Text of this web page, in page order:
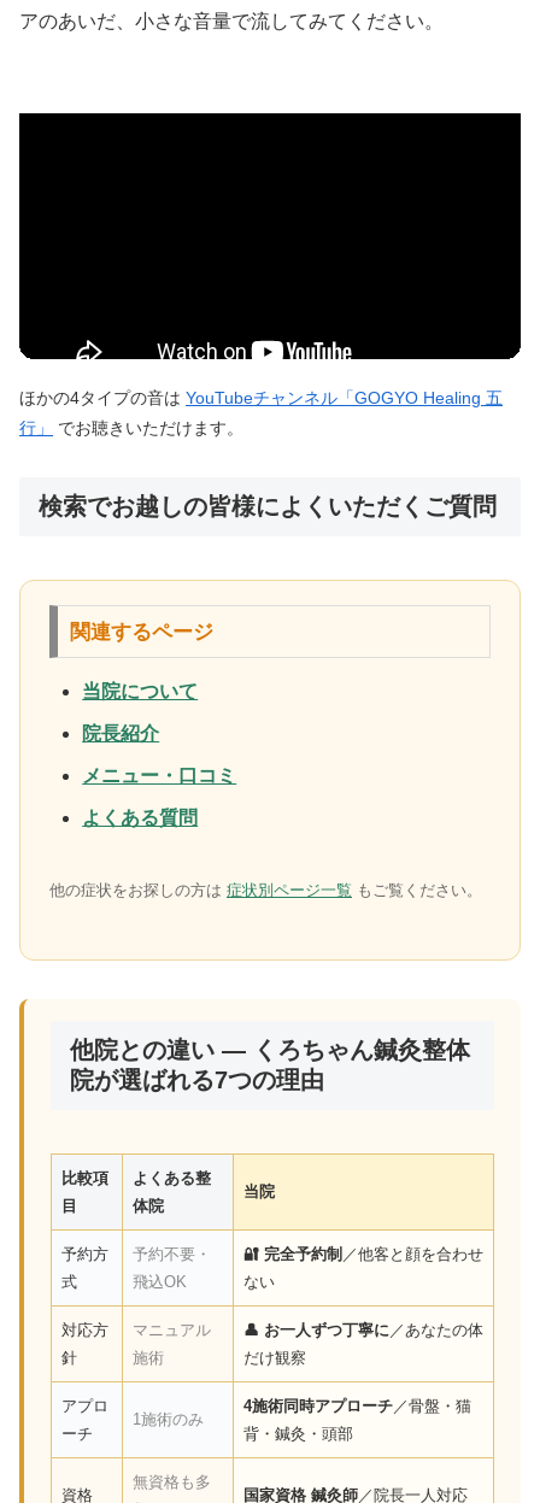
アのあいだ、小さな音量で流してみてください。
ほかの4タイプの音は YouTubeチャンネル「GOGYO Healing 五
行」
でお聴きいただけます。
検索でお越しの皆様によくいただくご質問
関連するページ
当院について
院長紹介
メニュー・口コミ
よくある質問
他の症状をお探しの方は 症状別ページ一覧 もご覧ください。
他院との違い — くろちゃん鍼灸整体
院が選ばれる7つの理由
比較項
目
よくある整
体院
当院
予約方
式
予約不要・
飛込OK
🔐 完全予約制 ／他客と顔を合わせ
ない
対応方
針
マニュアル
施術
👤 お一人ずつ丁寧に／あなたの体
だけ観察
アプロ
ーチ
1施術のみ
4施術同時アプローチ／骨盤・猫
背・鍼灸・頭部
資格
無資格も多
国家資格 鍼灸師／院長一人対応